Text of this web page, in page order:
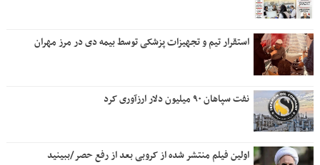
استقرار تیم و تجهیزات پزشکی توسط بیمه دی در مرز مهران
نفت سپاهان ۹۰ میلیون دلار ارزآوری کرد
اولین فیلم منتشر شده از کروبی بعد از رفع حصر/ببینید